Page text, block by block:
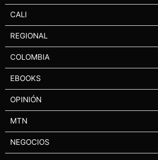
CALI
REGIONAL
COLOMBIA
EBOOKS
OPINIÓN
MTN
NEGOCIOS